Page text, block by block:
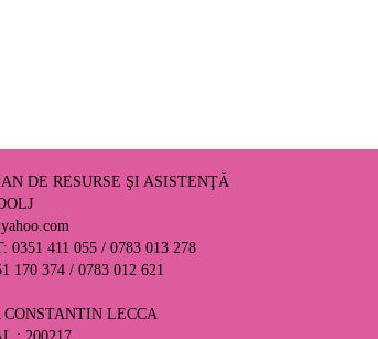
DE RESURSE ŞI ASISTENŢĂ
0351 411 055 / 0783 013 278
170 374 / 0783 012 621
LECCA